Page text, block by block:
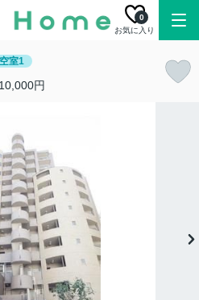
お気に入り
0
空室1
円